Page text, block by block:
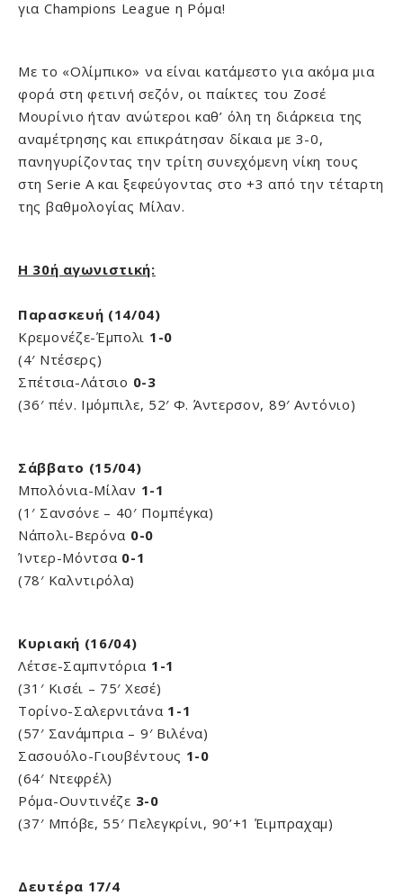
για Champions League η Ρόμα!
Με το «Ολίμπικο» να είναι κατάμεστο για ακόμα μια
φορά στη φετινή σεζόν, οι παίκτες του Ζοσέ
Μουρίνιο ήταν ανώτεροι καθ’ όλη τη διάρκεια της
αναμέτρησης και επικράτησαν δίκαια με 3-0,
πανηγυρίζοντας την τρίτη συνεχόμενη νίκη τους
στη Serie A και ξεφεύγοντας στο +3 από την τέταρτη
της βαθμολογίας Μίλαν.
Η 30ή αγωνιστική:
Παρασκευή (14/04)
Κρεμονέζε-Έμπολι 1-0
(4′ Ντέσερς)
Σπέτσια-Λάτσιο 0-3
(36′ πέν. Ιμόμπιλε, 52′ Φ. Άντερσον, 89′ Αντόνιο)
Σάββατο (15/04)
Μπολόνια-Μίλαν 1-1
(1′ Σανσόνε – 40′ Πομπέγκα)
Νάπολι-Βερόνα 0-0
Ίντερ-Μόντσα 0-1
(78′ Καλντιρόλα)
Κυριακή (16/04)
Λέτσε-Σαμπντόρια 1-1
(31′ Κισέι – 75′ Χεσέ)
Τορίνο-Σαλερνιτάνα 1-1
(57′ Σανάμπρια – 9′ Βιλένα)
Σασουόλο-Γιουβέντους 1-0
(64′ Ντεφρέλ)
Ρόμα-Ουντινέζε 3-0
(37′ Μπόβε, 55′ Πελεγκρίνι, 90’+1 Έιμπραχαμ)
Δευτέρα 17/4